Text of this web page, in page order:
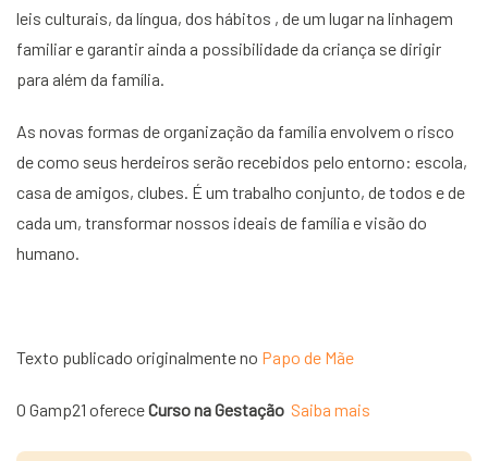
leis culturais, da língua, dos hábitos , de um lugar na linhagem
familiar e garantir ainda a possibilidade da criança se dirigir
para além da família.
As novas formas de organização da família envolvem o risco
de como seus herdeiros serão recebidos pelo entorno: escola,
casa de amigos, clubes. É um trabalho conjunto, de todos e de
cada um, transformar nossos ideais de família e visão do
humano.
Texto publicado originalmente no Papo de Mãe
O Gamp21 ofereceCurso na Gestação Saiba mais